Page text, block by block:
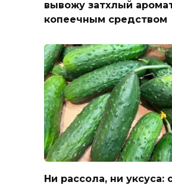
вывожу затхлый
копеечным средством
Ни рассола, ни уксуса: